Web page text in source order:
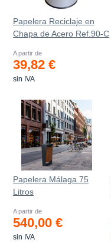
Papelera Reciclaje en
Chapa de Acero Ref.90-C
A partir de
39,82 €
sin IVA
Papelera Málaga 75
Litros
A partir de
540,00 €
sin IVA